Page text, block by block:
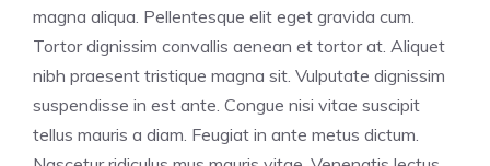
magna aliqua. Pellentesque elit eget gravida cum.
Tortor dignissim convallis aenean et tortor at. Aliquet
nibh praesent tristique magna sit. Vulputate dignissim
suspendisse in est ante. Congue nisi vitae suscipit
tellus mauris a diam. Feugiat in ante metus dictum.